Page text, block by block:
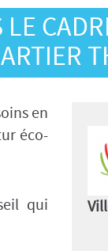
en
éco-
qui